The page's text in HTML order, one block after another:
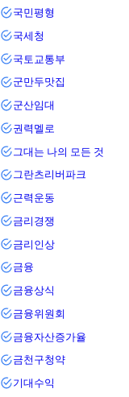
국민평형
국세청
국토교통부
군만두맛집
군산임대
권력멜로
그대는 나의 모든 것
그란츠리버파크
근력운동
금리경쟁
금리인상
금융
금융상식
금융위원회
금융자산증가율
금천구청약
기대수익